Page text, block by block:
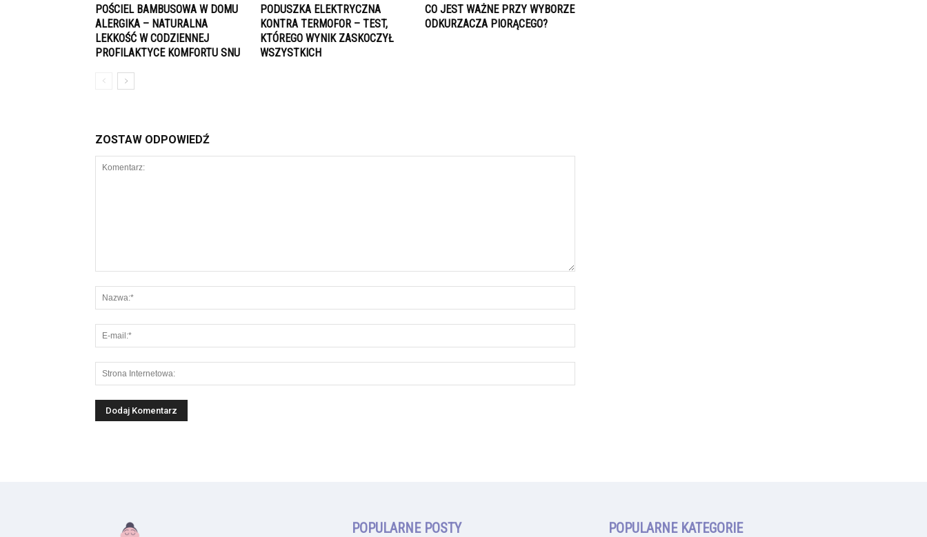
POŚCIEL BAMBUSOWA W DOMU
ALERGIKA – NATURALNA
LEKKOŚĆ W CODZIENNEJ
PROFILAKTYCE KOMFORTU SNU
PODUSZKA ELEKTRYCZNA
KONTRA TERMOFOR – TEST,
KTÓREGO WYNIK ZASKOCZYŁ
WSZYSTKICH
CO JEST WAŻNE PRZY WYBORZE
ODKURZACZA PIORĄCEGO?
ZOSTAW ODPOWIEDŹ
POPULARNE POSTY POPULARNE KATEGORIE